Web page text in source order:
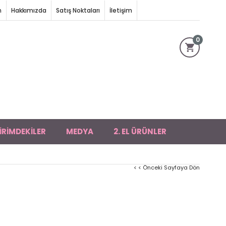
Hakkımızda Satış Noktaları İletişim
0
MEDYA 2. EL ÜRÜNLER
< < Önceki Sayfaya Dön